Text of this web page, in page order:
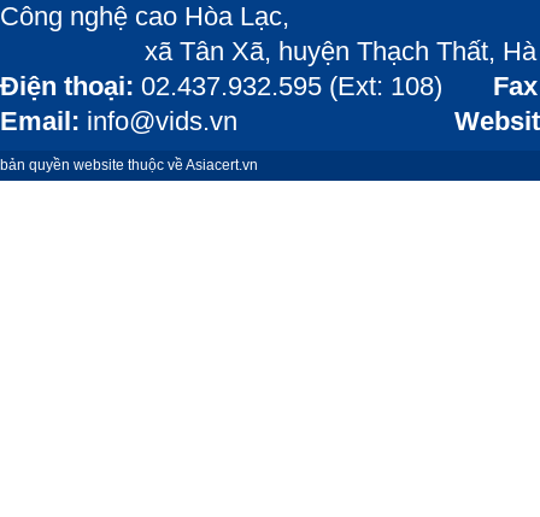
Công nghệ cao Hòa Lạc,
xã Tân Xã, huyện Thạch Thất, Hà
Điện thoại: 02.437.932.595 (Ext: 108)
Email: info@vids.vn
bản quyền website thuộc về Asiacert.vn